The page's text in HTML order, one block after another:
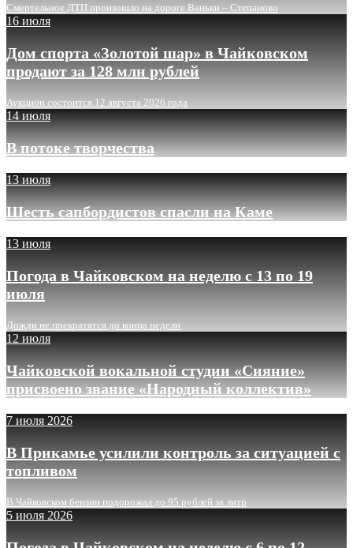
Смертельное ДТП произошло на дороге Ваньки – Степаново
16 июля
Дом спорта «Золотой шар» в Чайковском
продают за 128 млн рублей
Аукцион состоится 12 августа 2026 года
14 июля
В потоке творчества
13 июля
Шесть сапбордистов спасли на Каме
13 июля
Погода в Чайковском на неделю с 13 по 19
июля
Дожди не прекратятся до конца недели
12 июля
Чайковской вокальной студии «Сияние»
присвоено звание «Народный коллектив»
7 июля 2026
В Прикамье усилили контроль за ситуацией с
топливом
В Чайковском бензин подорожал до 95 рублей за литр
5 июля 2026